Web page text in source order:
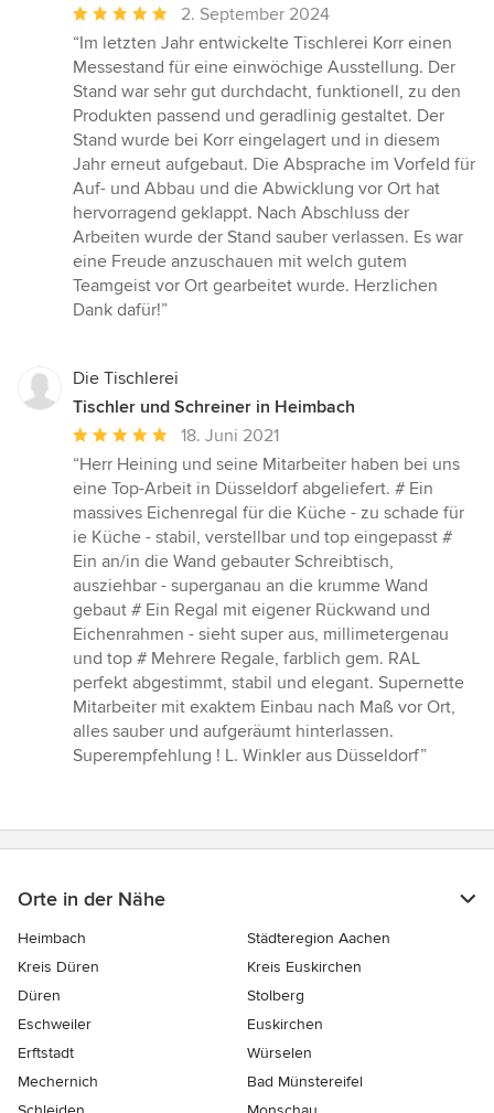
Durchschnittliche
Bewertung:
5
von
5
Sternen
2. September 2024
“Im letzten Jahr entwickelte Tischlerei Korr einen
Messestand für eine einwöchige Ausstellung. Der
Stand war sehr gut durchdacht, funktionell, zu den
Produkten passend und geradlinig gestaltet. Der
Stand wurde bei Korr eingelagert und in diesem
Jahr erneut aufgebaut. Die Absprache im Vorfeld für
Auf- und Abbau und die Abwicklung vor Ort hat
hervorragend geklappt. Nach Abschluss der
Arbeiten wurde der Stand sauber verlassen. Es war
eine Freude anzuschauen mit welch gutem
Teamgeist vor Ort gearbeitet wurde. Herzlichen
Dank dafür!”
Die Tischlerei
Tischler und Schreiner in Heimbach
Durchschnittliche
Bewertung:
5
von
5
Sternen
18. Juni 2021
“Herr Heining und seine Mitarbeiter haben bei uns
eine Top-Arbeit in Düsseldorf abgeliefert. # Ein
massives Eichenregal für die Küche - zu schade für
ie Küche - stabil, verstellbar und top eingepasst #
Ein an/in die Wand gebauter Schreibtisch,
ausziehbar - superganau an die krumme Wand
gebaut # Ein Regal mit eigener Rückwand und
Eichenrahmen - sieht super aus, millimetergenau
und top # Mehrere Regale, farblich gem. RAL
perfekt abgestimmt, stabil und elegant. Supernette
Mitarbeiter mit exaktem Einbau nach Maß vor Ort,
alles sauber und aufgeräumt hinterlassen.
Superempfehlung ! L. Winkler aus Düsseldorf”
Orte in der Nähe
Heimbach
Städteregion Aachen
Kreis Düren
Kreis Euskirchen
Düren
Stolberg
Eschweiler
Euskirchen
Erftstadt
Würselen
Mechernich
Bad Münstereifel